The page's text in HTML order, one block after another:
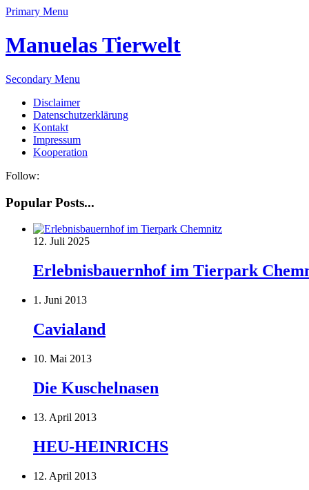
Primary Menu
Manuelas Tierwelt
Secondary Menu
Disclaimer
Datenschutzerklärung
Kontakt
Impressum
Kooperation
Follow:
Popular Posts...
12. Juli 2025
Erlebnisbauernhof im Tierpark
1. Juni 2013
Cavialand
10. Mai 2013
Die Kuschelnasen
13. April 2013
HEU-HEINRICHS
12. April 2013